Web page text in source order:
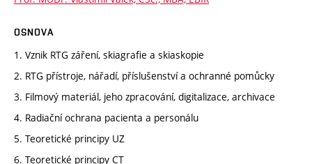
OSNOVA
1. Vznik RTG záření, skiagrafie a skiaskopie
2. RTG přístroje, nářadí, příslušenství a ochranné pomůcky
3. Filmový materiál, jeho zpracování, digitalizace, archivace
4. Radiační ochrana pacienta a personálu
5. Teoretické principy UZ
6. Teoretické principy CT